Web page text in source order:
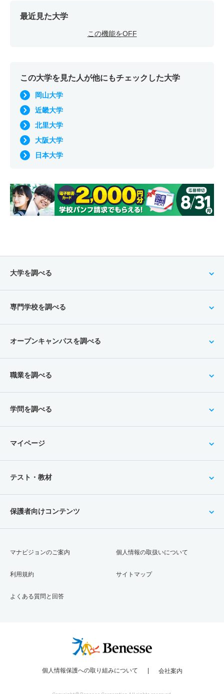
最近見た大学
この機能をOFF
この大学を見た人が他にもチェックした大学
岡山大学
近畿大学
北里大学
大阪大学
日本大学
大学を調べる
専門学校を調べる
オープンキャンパスを調べる
職業を調べる
学問を調べる
マイページ
テスト・教材
保護者向けコンテンツ
マナビジョンのご案内
利用規約
よくある質問と回答
個人情報の取扱いについて
サイトマップ
個人情報保護への取り組みについて 会社案内